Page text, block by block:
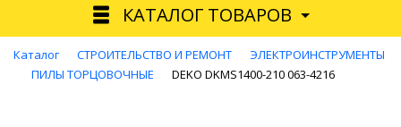
КАТАЛОГ ТОВАРОВ
Каталог СТРОИТЕЛЬСТВО И РЕМОНТ
ЭЛЕКТРОИНСТРУМЕНТЫ
ПИЛЫ ТОРЦОВОЧНЫЕ
DEKO DKMS1400-210 063-4216